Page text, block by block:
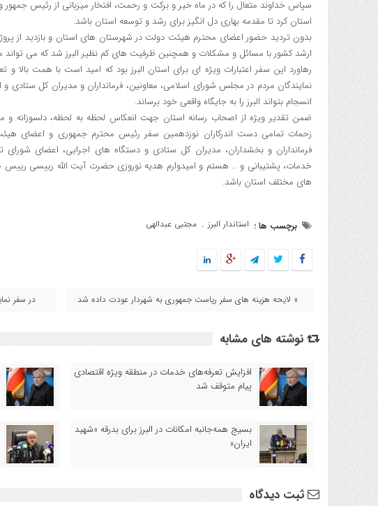
استان کرد تا مقدمه بهاری دل انگیز برای رشد و توسعه استان باشد.
بدون تردید حضور اعضای محترم هیئت دولت در شهرستان های استان و بازدید از
ارشد کشور با مسائل و مشکلات و همچنین ظرفیت های کم نظیر البرز شد که می تواند
رهاورد این سفر اعتبارات ویژه ای برای استان البرز بود که امید است با همت بالا
نمایندگان مردم در مجلس شورای اسلامی، معاونین، فرمانداران و مدیران کل ستادی
انسجام بتواند البرز را به جایگاه واقعی خود برساند.
ضمن تقدیر ویژه از اصحاب رسانه استان جهت انعکاس لحظه به لحظه، دلسوزانه و
زحمات تمامی دست اندرکاران نوزدهمین سفر رئیس محترم جمهوری و اعضای
فرمانداران و بخشداران، مدیران کل ستادی و دستگاه های اجرایی، اعضای شورای
خدمات، پشتیبانی و … هستم و امیدوارم هدیه نوروزی حضرت آیت الله رییسی
های مختلف استان باشد.
برچسب ها : استاندار البرز , مجتبی عبدالهی
« لایحه هزینه های سفر ریاست جمهوری به شهردار عودت داده شد در سفر
نوشته های مشابه
افزایش تعرفه‌های خدمات در منطقه ویژه اقتصادی
پیام متوقف شد
بسیج همه‌جانبه امکانات در البرز برای بدرقه «شهید
ایران»
ثبت دیدگاه